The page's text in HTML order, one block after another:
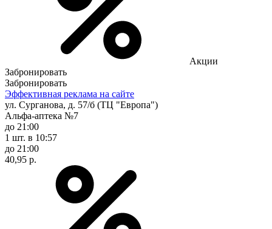
Акции
Забронировать
Забронировать
Эффективная реклама на сайте
ул. Сурганова, д. 57/б (ТЦ "Европа")
Альфа-аптека №7
до 21:00
1 шт. в 10:57
до 21:00
40,95 р.